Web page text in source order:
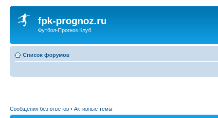
fpk-prognoz.ru
Футбол-Прогноз Клуб
Список форумов
Сообщения без ответов • Активные темы